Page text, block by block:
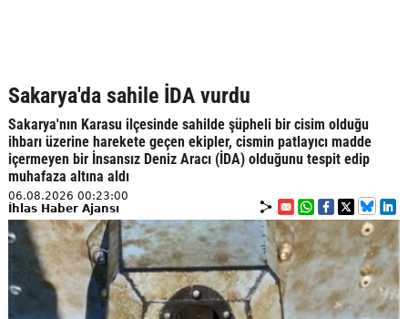
Sakarya'da sahile İDA vurdu
Sakarya'nın Karasu ilçesinde sahilde şüpheli bir cisim olduğu
ihbarı üzerine harekete geçen ekipler, cismin patlayıcı madde
içermeyen bir İnsansız Deniz Aracı (İDA) olduğunu tespit edip
muhafaza altına aldı
06.08.2026 00:23:00
İhlas Haber Ajansı